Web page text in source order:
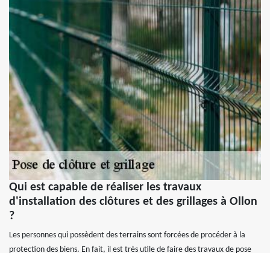
Qui est capable de réaliser les travaux
d'installation des clôtures et des grillages à Ollon
?
Les personnes qui possèdent des terrains sont forcées de procéder à la
protection des biens. En fait, il est très utile de faire des travaux de pose